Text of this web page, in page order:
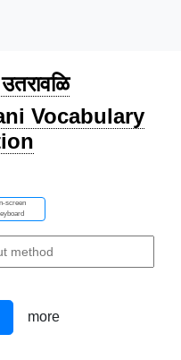
Vocabulary
screen
more